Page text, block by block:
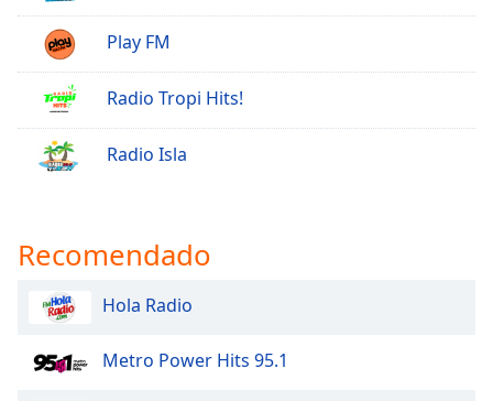
Play FM
Radio Tropi Hits!
Radio Isla
Recomendado
Hola Radio
Metro Power Hits 95.1